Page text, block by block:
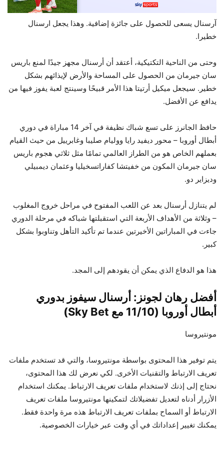
آرسنال يسعى للحصول على جائزة إضافية. وهذا يجعل ارسنال
خطيرا.
وحتى من الناحية التكتيكية، أعتقد أن أرسنال مجهز جيدًا لمنع باريس
سان جيرمان من الحصول على المساحة والأرض لإيذائهم بشكل
خطير. سيجعل ميكيل أرتيتا هذا الأمر قبيحًا وسينتج لعبة يفوز فيها من
يدافع عن الأفضل.
حافظ الجانرز على تسع شباك نظيفة في آخر 14 مباراة في دوري
أبطال أوروبا – محور ديفيد رايا ووليام صليبا وغابرييل من حيث القيام
بعملهم الخاص هو من الطراز العالمي تمامًا مثل ثلاثي هجوم باريس
سان جيرمان المكون من خفيتشا كفاراتسخيليا وعثمان ديمبيلي
وديزاير دو.
لم يتنازل أرسنال بعد عن اللعب المفتوح في مراحل خروج المغلوب
– وثلاثة من الأهداف الأربعة التي استقبلتها شباكه في مرحلة الدوري
جاءت في المباراتين الأخيرتين عندما تم تأكيد التأهل وتناوبوا بشكل
كبير.
هذا هو الدفاع الذي يمكن أن يقودهم إلى المجد.
أفضل رهان لجونز: أرسنال سيفوز بدوري
أبطال أوروبا (11/10 مع Sky Bet)
مونتيروسا
يتم توفير هذا المحتوى بواسطة مونتيروسا، والتي قد تستخدم ملفات
تعريف الارتباط والتقنيات الأخرى. لكي نعرض لك هذا المحتوى،
نحتاج إلى إذنك لاستخدام ملفات تعريف الارتباط. يمكنك استخدام
الأزرار أدناه لتعديل تفضيلاتك لتمكينها مونتيروسا ملفات تعريف
الارتباط أو السماح بملفات تعريف الارتباط هذه مرة واحدة فقط.
يمكنك تغيير إعداداتك في أي وقت عبر خيارات الخصوصية.